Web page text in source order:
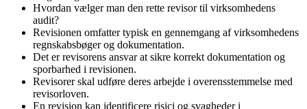
Hvordan vælger man den rette revisor til virksomhedens
audit?
Revisionen omfatter typisk en gennemgang af virksomhedens
regnskabsbøger og dokumentation.
Det er revisorens ansvar at sikre korrekt dokumentation og
sporbarhed i revisionen.
Revisorer skal udføre deres arbejde i overensstemmelse med
revisorloven.
En revision kan identificere risici og svagheder i